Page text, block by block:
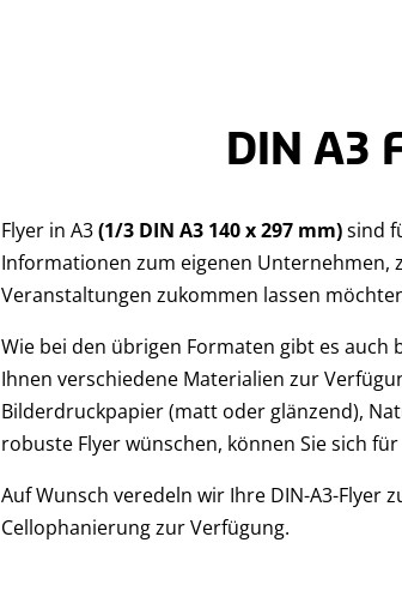
DIN A3
Flyer in A3(1/3 DIN A3 140 x 297 mm)sind
Informationen zum eigenen Unternehmen,
Veranstaltungen zukommen lassen
Wie bei den übrigen Formaten gibt es auch
Ihnen verschiedene Materialien zur
Bilderdruckpapier (matt oder glänzend),
robuste Flyer wünschen, können Sie sich
Auf Wunsch veredeln wir Ihre DIN-A3-Flyer
Cellophanierung zur Verfügung.